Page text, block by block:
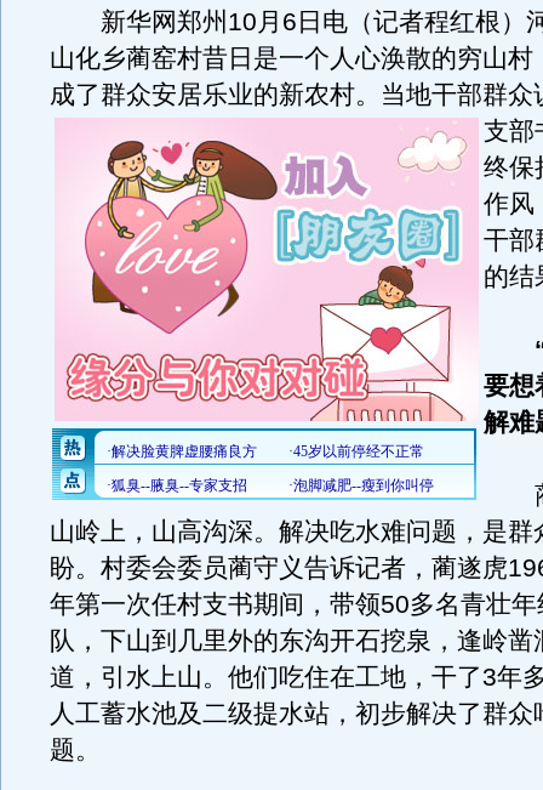
新华网郑州10月6日电（记者程红根）
山化乡蔺窑村昔日是一个人心涣散的穷山村
成了群众安居乐业的新农村。 当地干部群众
支部
终保
作风
干部
的结
要想
解难
蔺
山岭上，山高沟深。解决吃水难问题，是群
盼。村委会委员蔺守义告诉记者，蔺遂虎
年第一次任村支书期间，带领50多名青壮
队，下山到几里外的东沟开石挖泉，逢岭凿
道，引水上山。他们吃住在工地，干了3年
人工蓄水池及二级提水站，初步解决了群众
题。